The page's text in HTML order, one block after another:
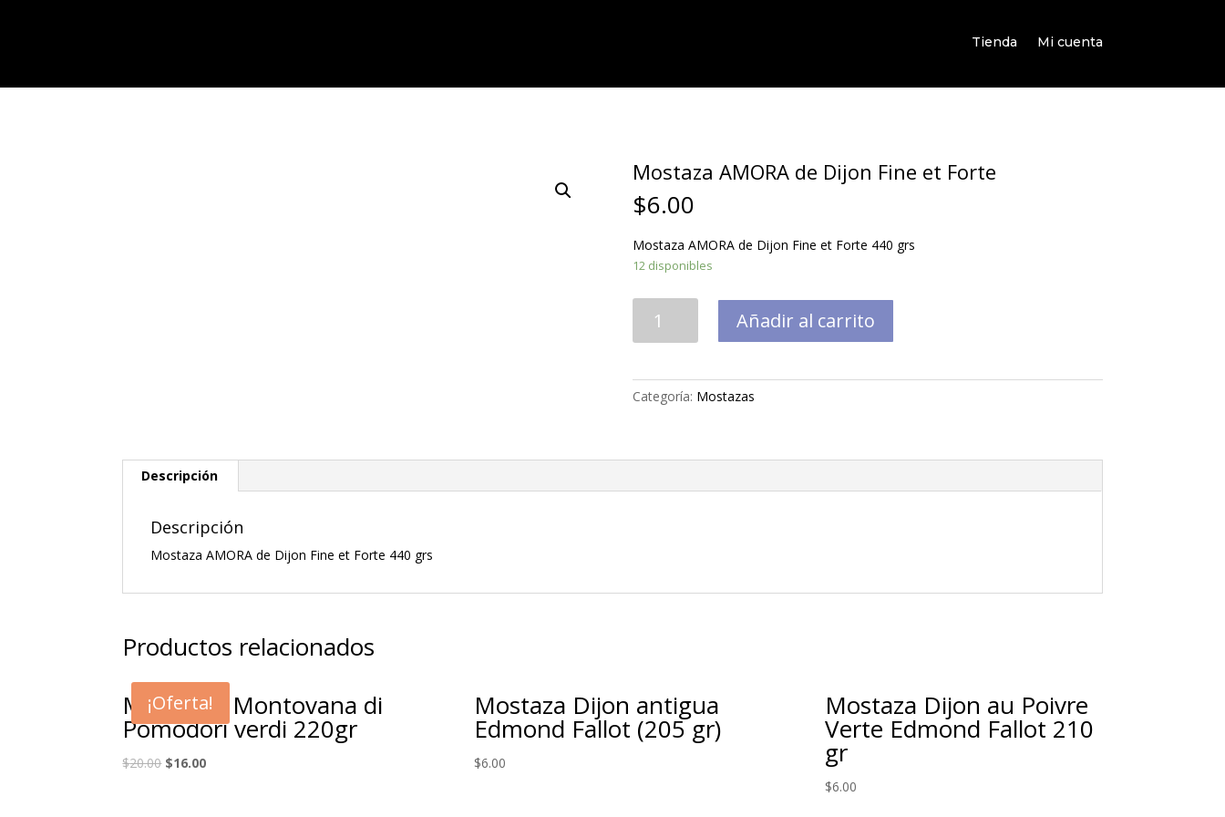
Tienda Mi cuenta
Mostaza AMORA de Dijon Fine et Forte
$6.00
Mostaza AMORA de Dijon Fine et Forte 440 grs
12 disponibles
AMORA
Fine
Añadir al carrito
Categoría: Mostazas
Descripción
Descripción
Mostaza AMORA de Dijon Fine et Forte 440 grs
Productos relacionados
¡Oferta!
Mostarda Montovana di
Pomodori verdi 220gr
$20.00 $16.00
Mostaza Dijon antigua
Edmond Fallot (205 gr)
$6.00
Mostaza Dijon au Poivre
Verte Edmond Fallot 210
gr
$6.00